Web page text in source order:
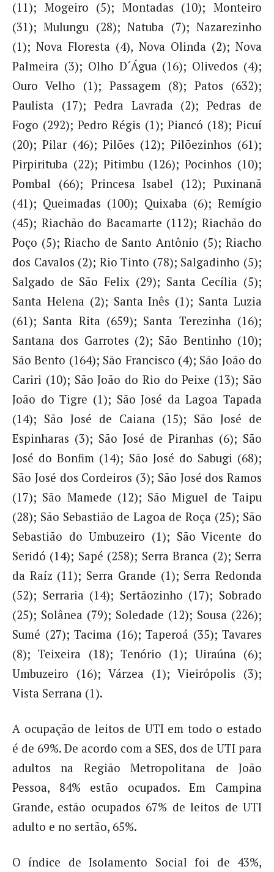
(11); Mogeiro (5); Montadas (10); Monteiro
(31); Mulungu (28); Natuba (7); Nazarezinho
(1); Nova Floresta (4), Nova Olinda (2); Nova
Palmeira (3); Olho D´Água (16); Olivedos (4);
Ouro Velho (1); Passagem (8); Patos (632);
Paulista (17); Pedra Lavrada (2); Pedras de
Fogo (292); Pedro Régis (1); Piancó (18); Picuí
(20); Pilar (46); Pilões (12); Pilõezinhos (61);
Pirpirituba (22); Pitimbu (126); Pocinhos (10);
Pombal (66); Princesa Isabel (12); Puxinanã
(41); Queimadas (100); Quixaba (6); Remígio
(45); Riachão do Bacamarte (112); Riachão do
Poço (5); Riacho de Santo Antônio (5); Riacho
dos Cavalos (2); Rio Tinto (78); Salgadinho (5);
Salgado de São Felix (29); Santa Cecília (5);
Santa Helena (2); Santa Inês (1); Santa Luzia
(61); Santa Rita (659); Santa Terezinha (16);
Santana dos Garrotes (2); São Bentinho (10);
São Bento (164); São Francisco (4); São João do
Cariri (10); São João do Rio do Peixe (13); São
João do Tigre (1); São José da Lagoa Tapada
(14); São José de Caiana (15); São José de
Espinharas (3); São José de Piranhas (6); São
José do Bonfim (14); São José do Sabugi (68);
São José dos Cordeiros (3); São José dos Ramos
(17); São Mamede (12); São Miguel de Taipu
(28); São Sebastião de Lagoa de Roça (25); São
Sebastião do Umbuzeiro (1); São Vicente do
Seridó (14); Sapé (258); Serra Branca (2); Serra
da Raíz (11); Serra Grande (1); Serra Redonda
(52); Serraria (14); Sertãozinho (17); Sobrado
(25); Solânea (79); Soledade (12); Sousa (226);
Sumé (27); Tacima (16); Taperoá (35); Tavares
(8); Teixeira (18); Tenório (1); Uiraúna (6);
Umbuzeiro (16); Várzea (1); Vieirópolis (3);
Vista Serrana (1).
A ocupação de leitos de UTI em todo o estado
é de 69%. De acordo com a SES, dos de UTI para
adultos na Região Metropolitana de João
Pessoa, 84% estão ocupados. Em Campina
Grande, estão ocupados 67% de leitos de UTI
adulto e no sertão, 65%.
O índice de Isolamento Social foi de 43%,